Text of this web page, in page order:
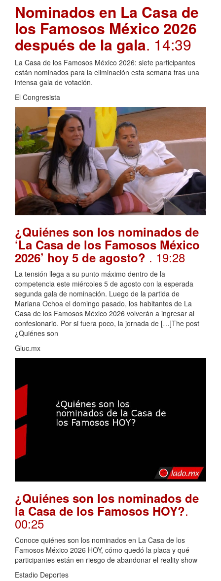
Nominados en La Casa de
los Famosos México 2026
después de la gala. 14:39
La Casa de los Famosos México 2026: siete participantes
están nominados para la eliminación esta semana tras una
intensa gala de votación.
El Congresista
¿Quiénes son los nominados de
‘La Casa de los Famosos México
2026’ hoy 5 de agosto? . 19:28
La tensión llega a su punto máximo dentro de la
competencia este miércoles 5 de agosto con la esperada
segunda gala de nominación. Luego de la partida de
Mariana Ochoa el domingo pasado, los habitantes de La
Casa de los Famosos México 2026 volverán a ingresar al
confesionario. Por si fuera poco, la jornada de […]The post
¿Quiénes son
Gluc.mx
¿Quiénes son los nominados de
la Casa de los Famosos HOY?.
00:25
Conoce quiénes son los nominados en La Casa de los
Famosos México 2026 HOY, cómo quedó la placa y qué
participantes están en riesgo de abandonar el reality show
Estadio Deportes